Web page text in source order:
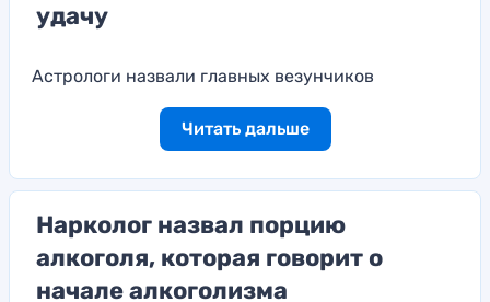
удачу
Астрологи назвали главных везунчиков
Читать дальше
Нарколог назвал порцию
алкоголя, которая говорит о
начале алкоголизма